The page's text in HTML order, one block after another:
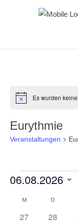
HinweisEs wurden
Eurythmie
Veranstaltungen
06.08.2026
MMONTAG D
0
27
0
28